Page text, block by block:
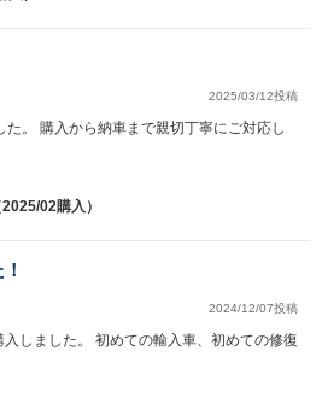
2025/03/12投稿
。 購入から納車まで親切丁寧にご対応し
02購入）
2024/12/07投稿
しました。 初めての輸入車、初めての修復